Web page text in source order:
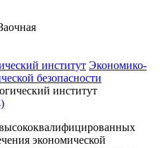
институт Экономико-
безопасности
экономической